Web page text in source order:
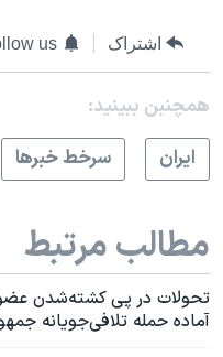
اشتراک us
همچنبن ببینید:
ايران
سرخط خبرها
مطالب مرتبط
تحولات در پی کشته‌شدن عضو
آماده حمله تلافی‌جویانه